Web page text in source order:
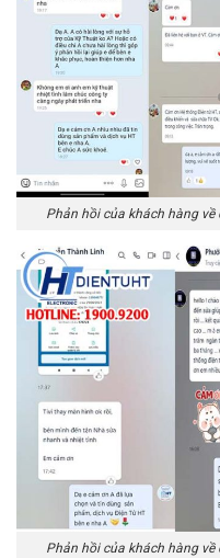
Phản hồi của khách hàng
Phản hồi của khách hàng